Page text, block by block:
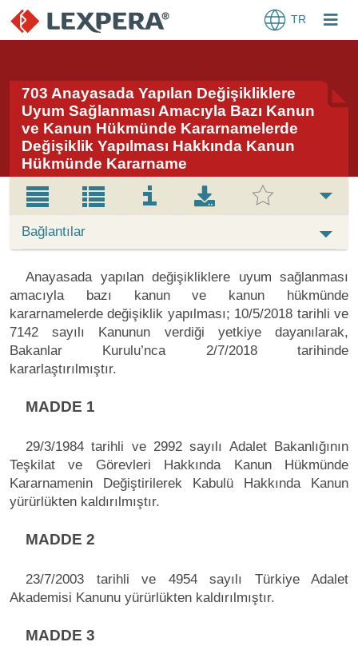
TR
703 Anayasada Yapılan Değişikliklere
Uyum Sağlanması Amacıyla Bazı Kanun
ve Kanun Hükmünde Kararnamelerde
Değişiklik Yapılması Hakkında Kanun
Hükmünde Kararname
Bağlantılar
Anayasada yapılan değişikliklere uyum sağlanması
amacıyla bazı kanun ve kanun hükmünde
kararnamelerde değişiklik yapılması; 10/5/2018 tarihli ve
7142 sayılı Kanunun verdiği yetkiye dayanılarak,
Bakanlar Kurulu’nca 2/7/2018 tarihinde
kararlaştırılmıştır.
MADDE 1
29/3/1984 tarihli ve 2992 sayılı Adalet Bakanlığının
Teşkilat ve Görevleri Hakkında Kanun Hükmünde
Kararnamenin Değiştirilerek Kabulü Hakkında Kanun
yürürlükten kaldırılmıştır.
MADDE 2
23/7/2003 tarihli ve 4954 sayılı Türkiye Adalet
Akademisi Kanunu yürürlükten kaldırılmıştır.
MADDE 3